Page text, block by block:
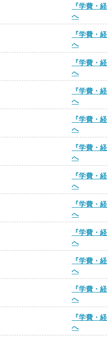
『学費・
へ
『学費・
へ
『学費・
へ
『学費・
へ
『学費・
へ
『学費・
へ
『学費・
へ
『学費・
へ
『学費・
へ
『学費・
へ
『学費・
へ
『学費・
へ